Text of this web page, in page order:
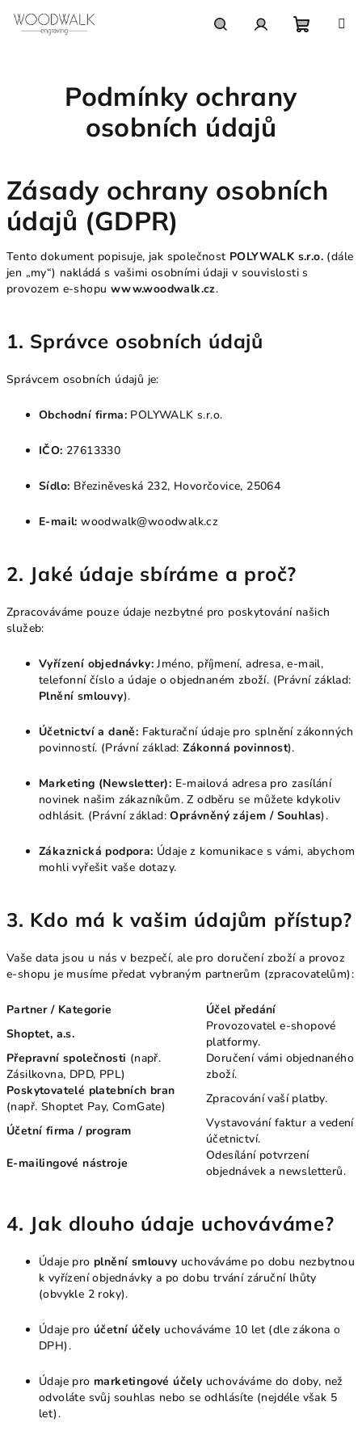
Podmínky ochrany
osobních údajů
Zásady ochrany osobních
údajů (GDPR)
Tento dokument popisuje, jak společnost POLYWALK s.r.o. (dále
jen „my“) nakládá s vašimi osobními údaji v souvislosti s
provozem e-shopu www.woodwalk.cz.
1. Správce osobních údajů
Správcem osobních údajů je:
Obchodní firma: POLYWALK s.r.o.
IČO: 27613330
Sídlo: Březiněveská 232, Hovorčovice, 25064
E-mail: woodwalk@woodwalk.cz
2. Jaké údaje sbíráme a proč?
Zpracováváme pouze údaje nezbytné pro poskytování našich
služeb:
Vyřízení objednávky: Jméno, příjmení, adresa, e-mail,
telefonní číslo a údaje o objednaném zboží. (Právní základ:
Plnění smlouvy).
Účetnictví a daně: Fakturační údaje pro splnění zákonných
povinností. (Právní základ:Zákonná povinnost).
Marketing (Newsletter): E-mailová adresa pro zasílání
novinek našim zákazníkům. Z odběru se můžete kdykoliv
odhlásit. (Právní základ:Oprávněný zájem / Souhlas).
Zákaznická podpora: Údaje z komunikace s vámi, abychom
mohli vyřešit vaše dotazy.
3. Kdo má k vašim údajům přístup?
Vaše data jsou u nás v bezpečí, ale pro doručení zboží a provoz
e-shopu je musíme předat vybraným partnerům (zpracovatelům):
Partner / Kategorie
Účel předání
Shoptet, a.s.
Provozovatel e-shopové
platformy.
Přepravní společnosti (např.
Zásilkovna, DPD, PPL)
Doručení vámi objednaného
zboží.
Poskytovatelé platebních bran
(např. Shoptet Pay, ComGate)
Zpracování vaší platby.
Účetní firma / program
Vystavování faktur a vedení
účetnictví.
E-mailingové nástroje
Odesílání potvrzení
objednávek a newsletterů.
4. Jak dlouho údaje uchováváme?
Údaje pro plnění smlouvy uchováváme po dobu nezbytnou
k vyřízení objednávky a po dobu trvání záruční lhůty
(obvykle 2 roky).
Údaje pro účetní účely uchováváme 10 let (dle zákona o
DPH).
Údaje pro marketingové účely uchováváme do doby, než
odvoláte svůj souhlas nebo se odhlásíte (nejdéle však 5
let).